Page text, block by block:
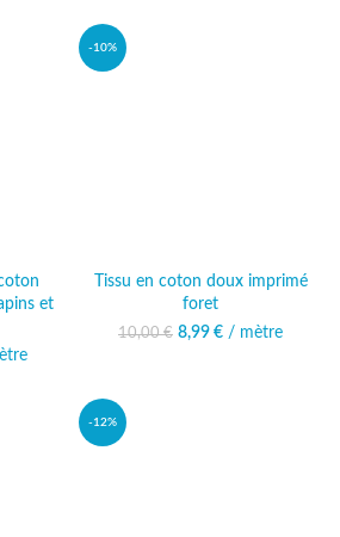
et
était :
actuel
-10%
Tissu en coton doux imprimé
foret
10,00€ Le prix initial était :
8,99 € Le prix actuel
/ mètre
-12%